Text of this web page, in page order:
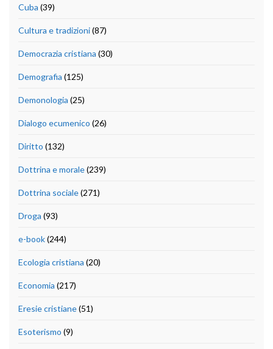
Cuba (39)
Cultura e tradizioni(87)
Democrazia cristiana (30)
Demografia (125)
Demonologia (25)
Dialogo ecumenico (26)
Diritto (132)
Dottrina e morale(239)
Dottrina sociale(271)
Droga (93)
e-book(244)
Ecologia cristiana (20)
Economia (217)
Eresie cristiane(51)
Esoterismo (9)